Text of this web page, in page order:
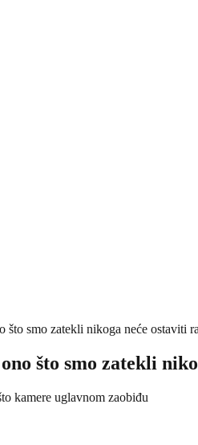
što smo zatekli nikoga neće ostaviti
što smo zatekli
kamere uglavnom zaobiđu